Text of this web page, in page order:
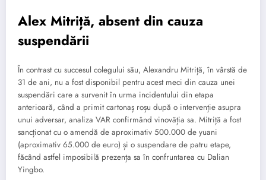
Alex Mitriță, absent din cauza
suspendării
În contrast cu succesul colegului său, Alexandru Mitriță, în vârstă de
31 de ani, nu a fost disponibil pentru acest meci din cauza unei
suspendări care a survenit în urma incidentului din etapa
anterioară, când a primit cartonaș roșu după o intervenție asupra
unui adversar, analiza VAR confirmând vinovăția sa. Mitriță a fost
sancționat cu o amendă de aproximativ 500.000 de yuani
(aproximativ 65.000 de euro) și o suspendare de patru etape,
făcând astfel imposibilă prezența sa în confruntarea cu Dalian
Yingbo.